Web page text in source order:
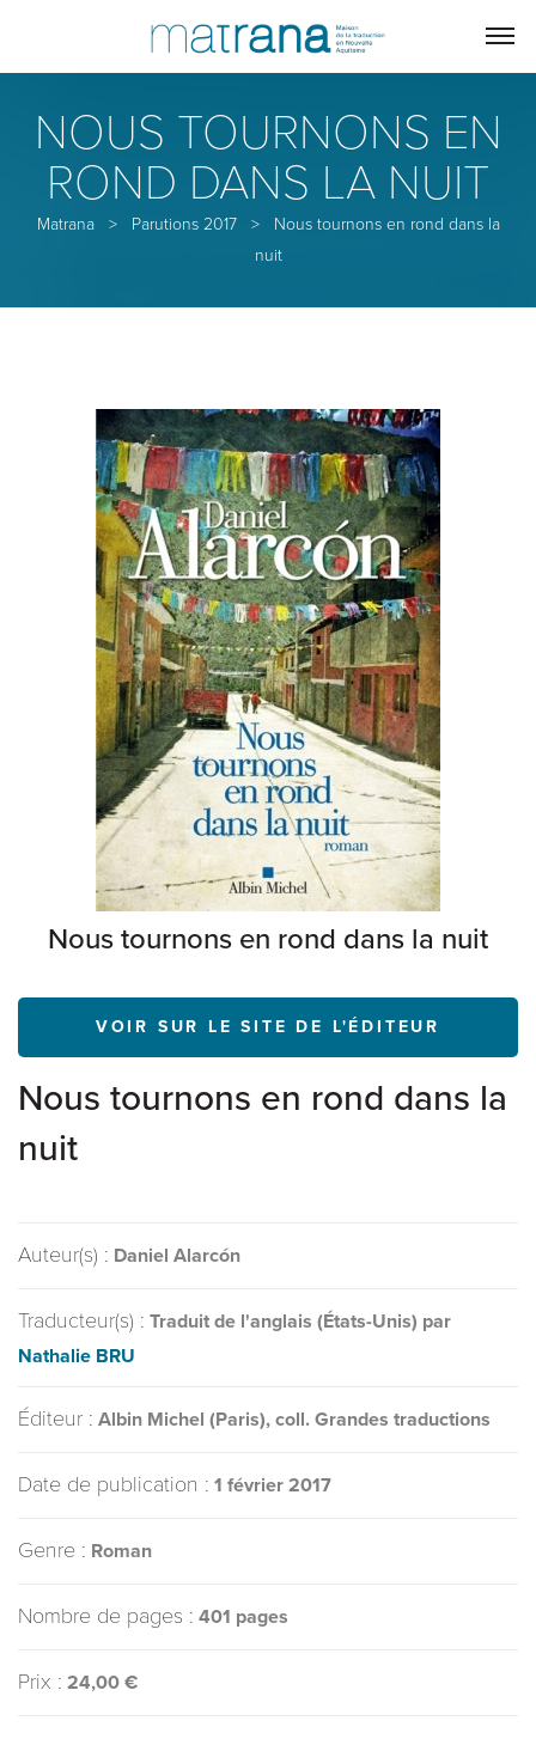
NOUS TOURNONS EN
ROND DANS LA NUIT
Matrana> Parutions 2017 >
Nous tournons en rond dans la
nuit
Nous tournons en rond dans la nuit
VOIR SUR LE SITE DE L'ÉDITEUR
Nous tournons en rond dans la
nuit
Auteur(s) : Daniel Alarcón
Traducteur(s) : Traduit de l'anglais (États-Unis) par
Nathalie BRU
Éditeur : Albin Michel (Paris), coll. Grandes traductions
Date de publication : 1 février 2017
Genre : Roman
Nombre de pages : 401 pages
Prix : 24,00 €